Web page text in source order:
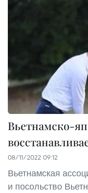
Вьетнамско-
08/11/2022 09:12
Вьетнамская
и посольство